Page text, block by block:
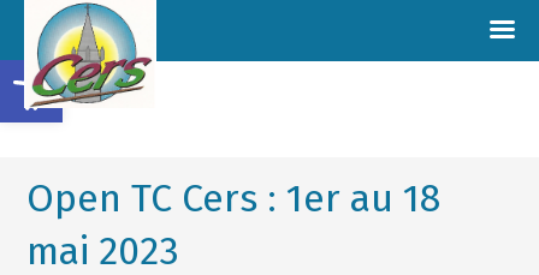
Open TC Cers : 1er au 18
mai 2023
Ouvrir la barre d’outils